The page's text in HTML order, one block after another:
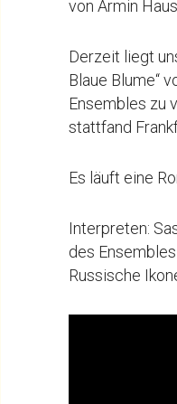
von Armin
Derzeit liegt
Blaue Blume“
Ensembles zu
stattfand
Es läuft eine
Interpreten:
des
Russische